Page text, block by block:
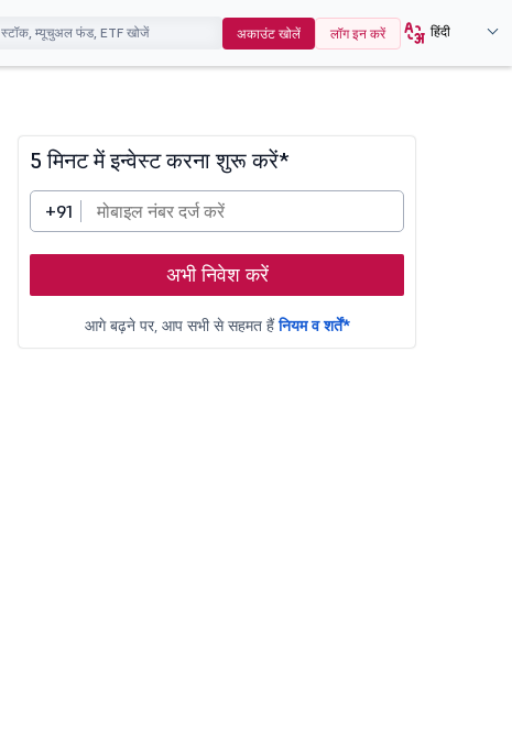
अकाउंट खोलें लॉग इन करें हिंदी
5 मिनट में इन्वेस्ट करना शुरू करें*
+91
अभी निवेश करें
आगे बढ़ने पर, आप सभी से सहमत हैंनियम व शर्तें*